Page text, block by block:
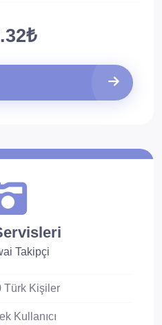
Takipçi
Türk Kişiler
Kullanıcı